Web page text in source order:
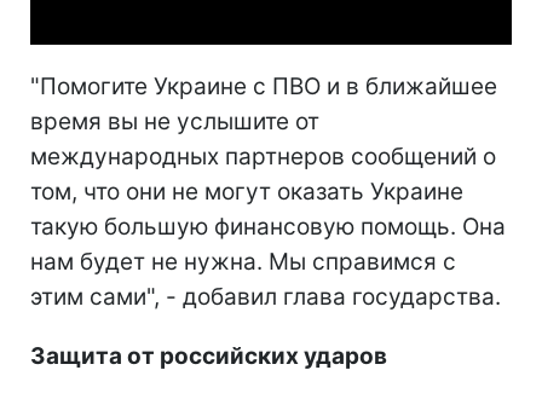
"Помогите Украине с ПВО и в ближайшее
время вы не услышите от
международных партнеров сообщений о
том, что они не могут оказать Украине
такую большую финансовую помощь. Она
нам будет не нужна. Мы справимся с
этим сами", - добавил глава государства.
Защита от российских ударов